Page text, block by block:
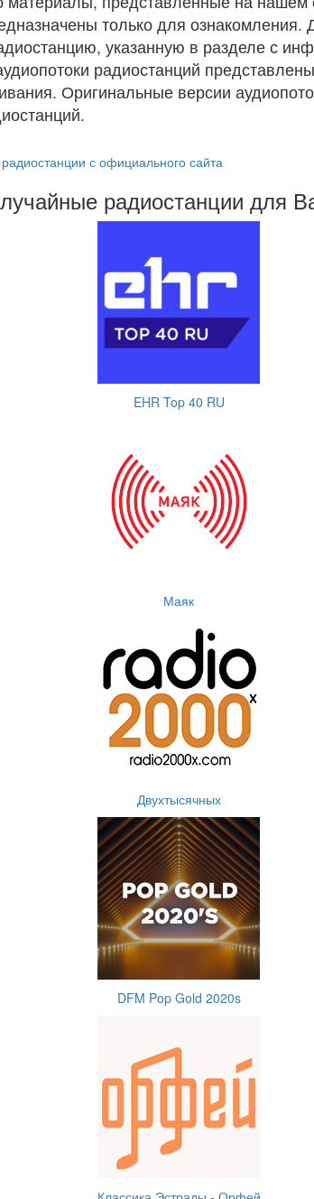
только для
указанную в разделе с
радиостанций
Оригинальные версии
с официального сайта
радиостанции для
EHR Top 40 RU
Маяк
Двухтысячных
DFM Pop Gold 2020s